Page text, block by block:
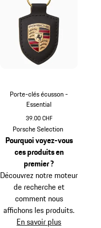
Porte-clés écusson -
Essential
39.00 CHF
Noir
Porsche Selection
Pourquoi voyez-vous
ces produits en
premier ?
Découvrez notre moteur
de recherche et
comment nous
affichons les produits.
En savoir plus